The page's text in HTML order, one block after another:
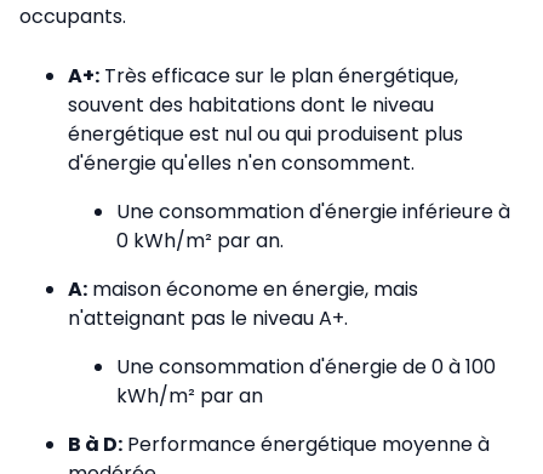
occupants.
A+: Très efficace sur le plan énergétique,
souvent des habitations dont le niveau
énergétique est nul ou qui produisent plus
d'énergie qu'elles n'en consomment.
Une consommation d'énergie inférieure à
0 kWh/m² par an.
A: maison économe en énergie, mais
n'atteignant pas le niveau A+.
Une consommation d'énergie de 0 à 100
kWh/m² par an
B à D: Performance énergétique moyenne à